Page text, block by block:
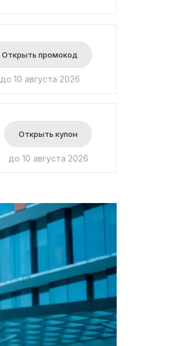
Открыть промокод
до 10 августа 2026
Открыть купон
до 10 августа 2026